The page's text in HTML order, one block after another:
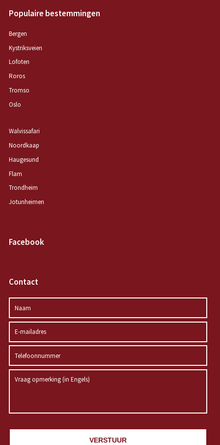
Populaire bestemmingen
Bergen
Kystriksveien
Lofoten
Roros
Tromso
Oslo
Walvissafari
Noordkaap
Haugesund
Flam
Trondheim
Jotunheimen
Facebook
Contact
VERSTUUR